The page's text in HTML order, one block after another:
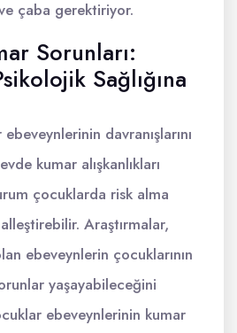
çaba gerektiriyor.
Sorunları:
Sağlığına
davranışlarını
kumar alışkanlıkları
çocuklarda risk alma
Araştırmalar,
ebeveynlerin çocuklarının
yaşayabileceğini
ebeveynlerinin kumar